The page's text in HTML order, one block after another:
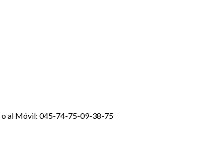
o al Móvil: 045-74-75-09-38-75